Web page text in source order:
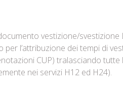
vestizione/
per l’attribuzione dei tempi di
CUP) tralasciando
nei servizi H12 ed H24).